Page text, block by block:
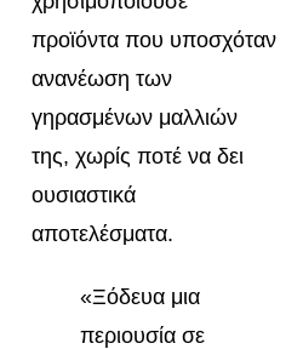
προϊόντα που υποσχόταν
ανανέωση των
γηρασμένων μαλλιών
της, χωρίς ποτέ να δει
ουσιαστικά
αποτελέσματα.
«Ξόδευα μια
περιουσία σε